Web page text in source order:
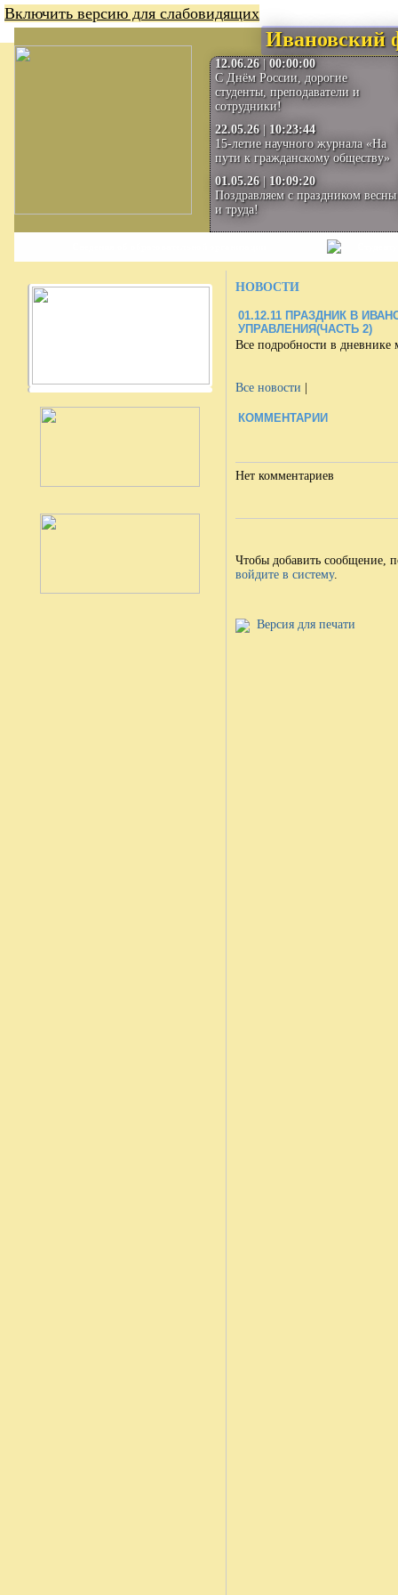
Включить версию для слабовидящих
Ивановский
12.06.26| 00:00:00
С Днём России, дорогие
студенты, преподаватели и
сотрудники!
22.05.26| 10:23:44
15-летие научного журнала «На
пути к гражданскому обществу»
01.05.26| 10:09:20
Поздравляем с праздником весны
и труда!
НОВОСТИ
01.12.11 ПРАЗДНИК В
УПРАВЛЕНИЯ(ЧАСТЬ 2)
Все подробности в
Все новости
КОММЕНТАРИИ
Нет комментариев
Чтобы добавить сообщение,
войдите в систему.
Версия для печати